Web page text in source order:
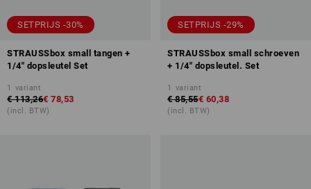
SETPRIJS -30%
STRAUSSbox small tangen +
1/4" dopsleutel Set
1 variant
€ 113,26€ 78,53
(incl. BTW)
SETPRIJS -29%
STRAUSSbox small schroeven
+ 1/4" dopsleutel. Set
1 variant
€ 85,55€ 60,38
(incl. BTW)